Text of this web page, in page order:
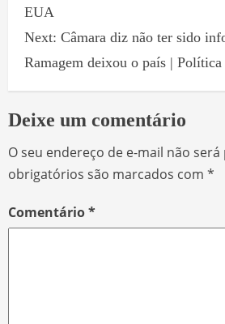
EUA
Next: Câmara diz não ter sido
Ramagem deixou o país | Política
Deixe um comentário
O seu endereço de e-mail não
obrigatórios são marcados com *
Comentário*